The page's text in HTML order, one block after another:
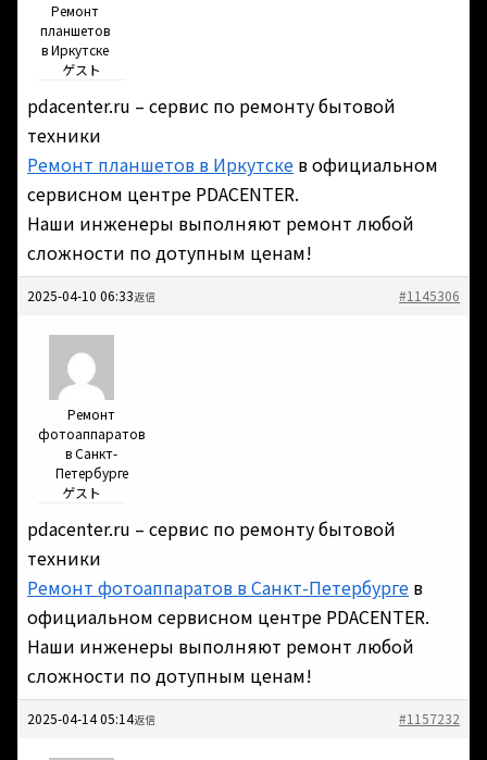
Ремонт
планшетов
в Иркутске
ゲスト
pdacenter.ru – сервис по ремонту бытовой
техники
Ремонт планшетов в Иркутске в официальном
сервисном центре PDACENTER.
Наши инженеры выполняют ремонт любой
сложности по дотупным ценам!
2025-04-10 06:33 #1145306
返信
Ремонт
фотоаппаратов
в Санкт-
Петербурге
ゲスト
pdacenter.ru – сервис по ремонту бытовой
техники
Ремонт фотоаппаратов в Санкт-Петербурге в
официальном сервисном центре PDACENTER.
Наши инженеры выполняют ремонт любой
сложности по дотупным ценам!
2025-04-14 05:14 #1157232
返信